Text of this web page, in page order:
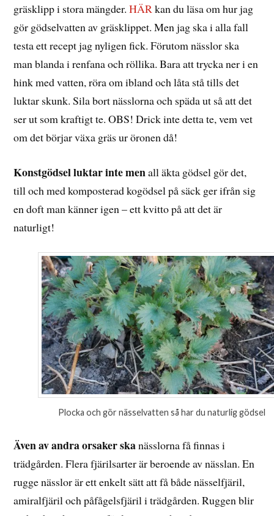
gräsklipp i stora mängder.HÄRkan du läsa om hur jag
gör gödselvatten av gräsklippet. Men jag ska i alla fall
testa ett recept jag nyligen fick. Förutom nässlor ska
man blanda i renfana och röllika. Bara att trycka ner i en
hink med vatten, röra om ibland och låta stå tills det
luktar skunk. Sila bort nässlorna och späda ut så att det
ser ut som kraftigt te. OBS! Drick inte detta te, vem vet
om det börjar växa gräs ur öronen då!
Konstgödsel luktar inte menall äkta gödsel gör det,
till och med komposterad kogödsel på säck ger ifrån sig
en doft man känner igen – ett kvitto på att det är
naturligt!
Plocka och gör nässelvatten så har du naturlig gödsel
Även av andra orsaker skanässlorna få finnas i
trädgården. Flera fjärilsarter är beroende av nässlan. En
rugge nässlor är ett enkelt sätt att få både nässelfjäril,
amiralfjäril och påfågelsfjäril i trädgården. Ruggen blir